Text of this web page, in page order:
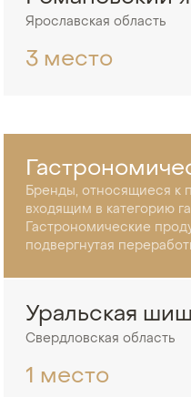
Ярославская область
3 место
Бренды, относящиеся к
входящим в категорию
Гастрономические
подвергнутая
Уральская
Свердловская область
1 место